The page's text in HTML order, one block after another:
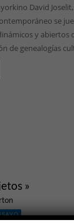
David
se
y abiertos
de genealogías
»